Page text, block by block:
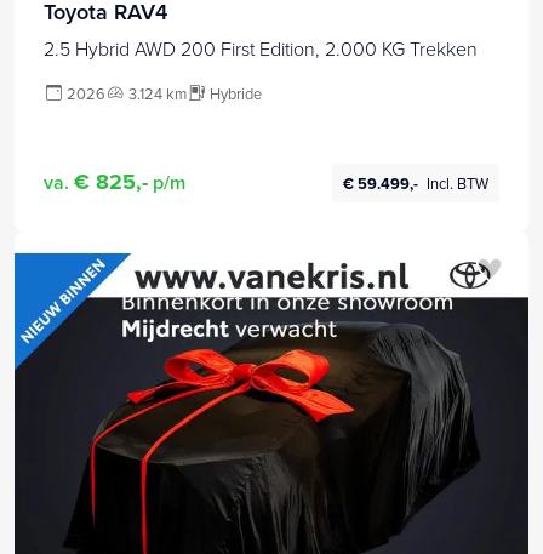
Toyota RAV4
2.5 Hybrid AWD 200 First Edition, 2.000 KG Trekken
2026 3.124 km Hybride
va. € 825,- p/m € 59.499,- Incl. BTW